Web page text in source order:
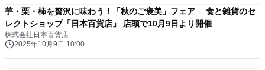
芋・栗・柿を贅沢に味わう！「秋のご褒美」フェア 食と雑貨のセ
レクトショップ「日本百貨店」 店頭で10月9日より開催
株式会社日本百貨店
2025年10月9日 10:00